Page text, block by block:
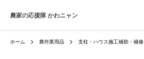
農家の応援隊 かわニャン
ホーム 農作業用品 支柱・ハウス施工補助・補修